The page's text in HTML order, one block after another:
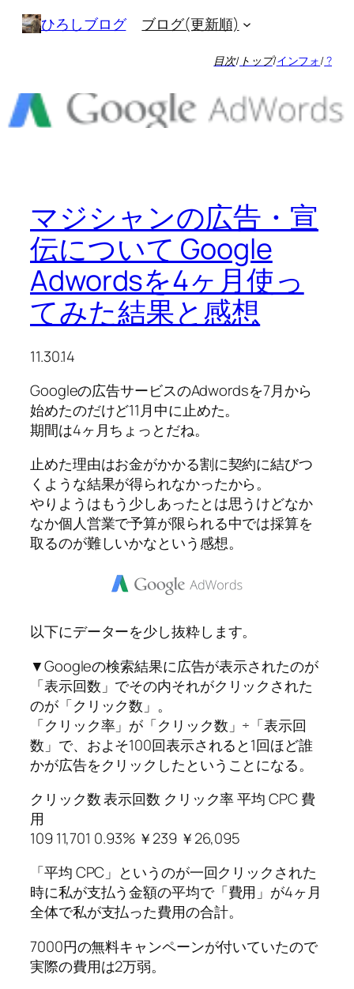
キ
ッ
プ
ひろしブログ ブログ(更新順)
目次/ トップ/インフォ/?
マジシャンの広告・宣
伝について Google
Adwordsを4ヶ月使っ
てみた結果と感想
11.30.14
Googleの広告サービスのAdwordsを7月から
始めたのだけど11月中に止めた。
期間は4ヶ月ちょっとだね。
止めた理由はお金がかかる割に契約に結びつ
くような結果が得られなかったから。
やりようはもう少しあったとは思うけどなか
なか個人営業で予算が限られる中では採算を
取るのが難しいかなという感想。
以下にデーターを少し抜粋します。
▼Googleの検索結果に広告が表示されたのが
「表示回数」でその内それがクリックされた
のが「クリック数」。
「クリック率」が「クリック数」÷「表示回
数」で、およそ100回表示されると1回ほど誰
かが広告をクリックしたということになる。
クリック数 表示回数 クリック率 平均 CPC 費
用
109 11,701 0.93% ￥239 ￥26,095
「平均 CPC」というのが一回クリックされた
時に私が支払う金額の平均で「費用」が4ヶ月
全体で私が支払った費用の合計。
7000円の無料キャンペーンが付いていたので
実際の費用は2万弱。